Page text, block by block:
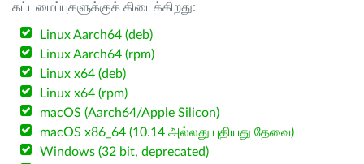
கட்டமைப்புகளுக்குக் கிடைக்கிறது:
Linux Aarch64 (deb)
Linux Aarch64 (rpm)
Linux x64 (deb)
Linux x64 (rpm)
macOS (Aarch64/Apple Silicon)
macOS x86_64 (10.14 அல்லது புதியது தேவை)
Windows (32 bit, deprecated)